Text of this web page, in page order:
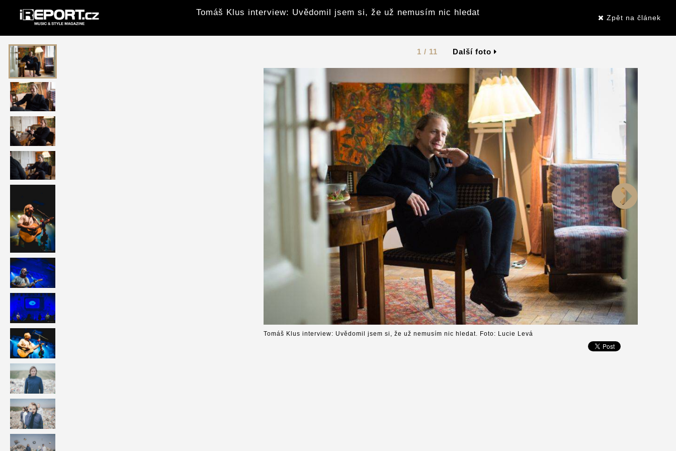
Tomáš Klus interview: Uvědomil jsem si, že už nemusím nic hledat
Zpět na článek
1 / 11 Další foto
Tomáš Klus interview: Uvědomil jsem si, že už nemusím nic hledat. Foto: Lucie Levá